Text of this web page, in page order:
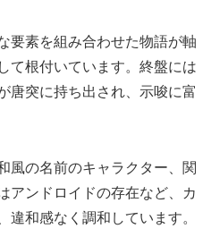
要素を組み合わせた物語が軸
て根付いています。終盤には
唐突に持ち出され、示唆に富
風の名前のキャラクター、関
アンドロイドの存在など、カ
違和感なく調和しています。